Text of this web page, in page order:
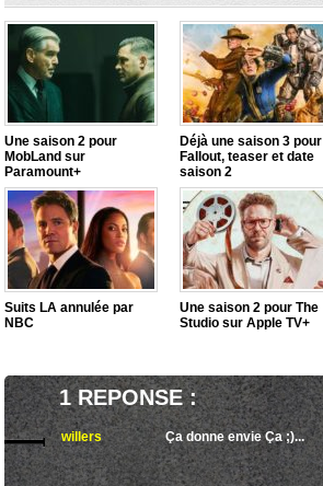
Une saison 2 pour
MobLand sur
Paramount+
Déjà une saison 3 pour
Fallout, teaser et date
saison 2
Suits LA annulée par
NBC
Une saison 2 pour The
Studio sur Apple TV+
1 REPONSE :
willers Ça donne envie Ça ;)...